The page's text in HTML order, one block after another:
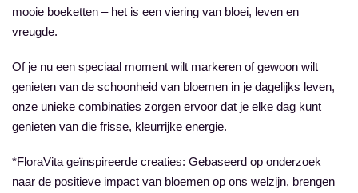
mooie boeketten – het is een viering van bloei, leven en
vreugde.
Of je nu een speciaal moment wilt markeren of gewoon wilt
genieten van de schoonheid van bloemen in je dagelijks leven,
onze unieke combinaties zorgen ervoor dat je elke dag kunt
genieten van die frisse, kleurrijke energie.
*FloraVita geïnspireerde creaties: Gebaseerd op onderzoek
naar de positieve impact van bloemen op ons welzijn, brengen